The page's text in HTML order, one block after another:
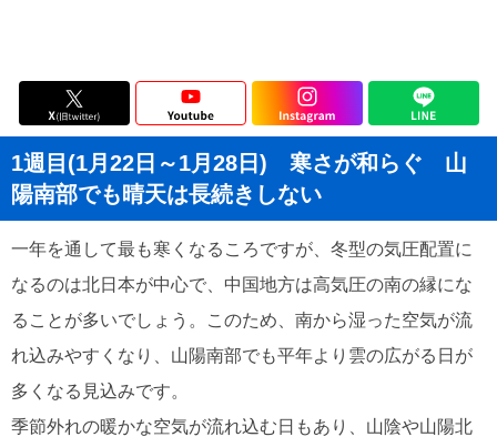
1週目(1月22日～1月28日) 寒さが和らぐ 山
陽南部でも晴天は長続きしない
一年を通して最も寒くなるころですが、冬型の気圧配置に
なるのは北日本が中心で、中国地方は高気圧の南の縁にな
ることが多いでしょう。このため、南から湿った空気が流
れ込みやすくなり、山陽南部でも平年より雲の広がる日が
多くなる見込みです。
季節外れの暖かな空気が流れ込む日もあり、山陰や山陽北